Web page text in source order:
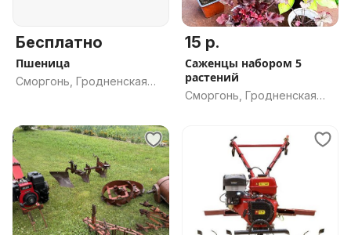
Бесплатно
Пшеница
Сморгонь, Гродненская
15 р.
Саженцы набором 5
растений
Сморгонь, Гродненская